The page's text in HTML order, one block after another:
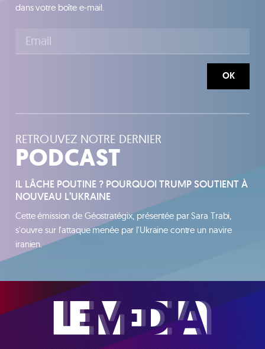
dans votre boîte e-mail.
OK
RETROUVEZ NOTRE DERNIER
PODCAST
IL LÂCHE POUTINE ? POURQUOI TRUMP SOUTIENT À
NOUVEAU L’UKRAINE
Cette émission de Géostratégix, présentée par Sara Trabi,
s'ouvre sur l'attaque menée par l'Ukraine contre un navire
iranien.